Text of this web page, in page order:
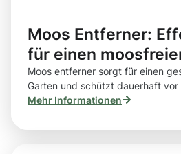
Moos Entferner:
für einen
Moos entferner sorgt für einen
Garten und schützt dauerhaft vor
Mehr Informationen